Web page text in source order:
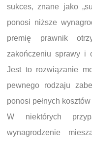
sukces, znane jako
ponosi niższe
premię prawnik
zakończeniu sprawy i
Jest to rozwiązanie
pewnego rodzaju
ponosi pełnych
W niektórych
wynagrodzenie